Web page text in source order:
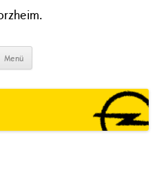
Menü